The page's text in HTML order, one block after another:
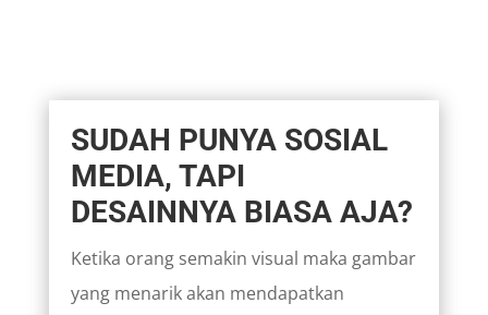
SUDAH PUNYA SOSIAL
MEDIA, TAPI
DESAINNYA BIASA AJA?
Ketika orang semakin visual maka gambar
yang menarik akan mendapatkan